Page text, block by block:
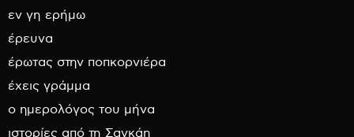
εν γη ερήμω
έρευνα
έρωτας στην ποπκορνιέρα
έχεις γράμμα
ο ημερολόγος του μήνα
ιστορίες από τη Σαγκάη